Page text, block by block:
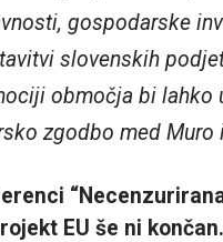
gospodarske
slovenskih
območja bi lahko
zgodbo med Muro
EU še ni